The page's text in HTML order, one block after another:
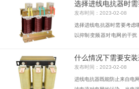
选择进线电抗器时
发布时间：2023-02-08
选择进线电抗器时需要考虑
以抑制变频器对电网的干
流，同时也减小换相间隙。
什么情况下需要安
发布时间：2023-02-08
进线电抗器既能防止来自电